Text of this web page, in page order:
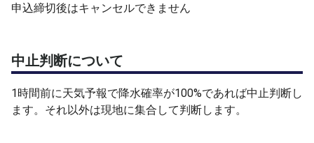
申込締切後はキャンセルできません
中止判断について
1時間前に天気予報で降水確率が100%であれば中止判断し
ます。それ以外は現地に集合して判断します。